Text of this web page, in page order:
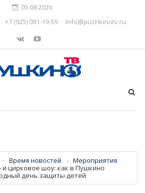
05.08.2026
+7 (925) 081-19-59 info@pushkinotv.ru
Время новостей
Мероприятия
и цирковое шоу: как в Пушкино
день защиты детей